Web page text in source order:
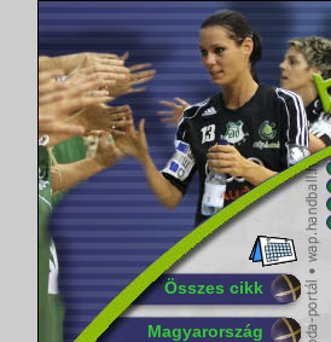
Összes cikk
Magyarország